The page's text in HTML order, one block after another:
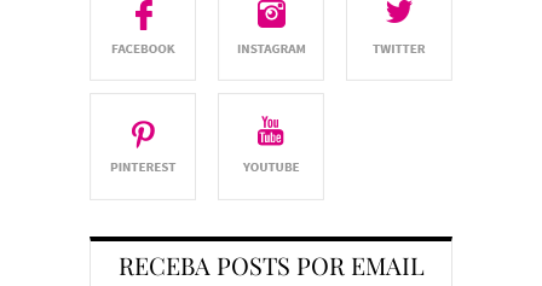
RECEBA POSTS POR EMAIL